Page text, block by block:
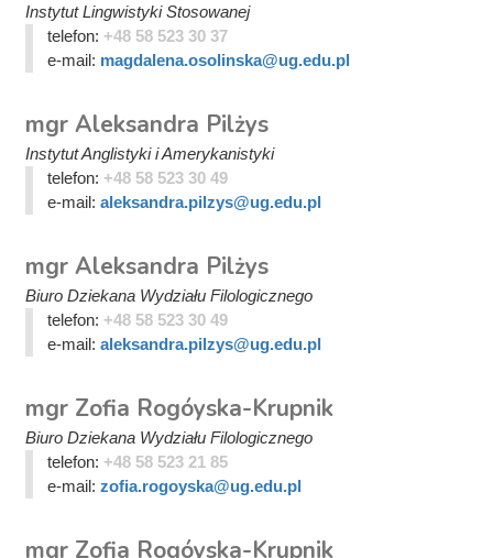
Instytut Lingwistyki Stosowanej
telefon: +48 58 523 30 37
e-mail: magdalena.osolinska@ug.edu.pl
mgr Aleksandra Pilżys
Instytut Anglistyki i Amerykanistyki
telefon: +48 58 523 30 49
e-mail: aleksandra.pilzys@ug.edu.pl
mgr Aleksandra Pilżys
Biuro Dziekana Wydziału Filologicznego
telefon: +48 58 523 30 49
e-mail: aleksandra.pilzys@ug.edu.pl
mgr Zofia Rogóyska-Krupnik
Biuro Dziekana Wydziału Filologicznego
telefon: +48 58 523 21 85
e-mail: zofia.rogoyska@ug.edu.pl
mgr Zofia Rogóyska-Krupnik